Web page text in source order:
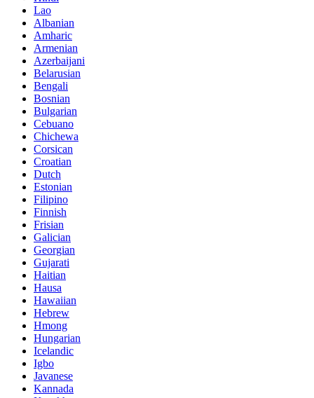
Lao
Albanian
Amharic
Armenian
Azerbaijani
Belarusian
Bengali
Bosnian
Bulgarian
Cebuano
Chichewa
Corsican
Croatian
Dutch
Estonian
Filipino
Finnish
Frisian
Galician
Georgian
Gujarati
Haitian
Hausa
Hawaiian
Hebrew
Hmong
Hungarian
Icelandic
Igbo
Javanese
Kannada